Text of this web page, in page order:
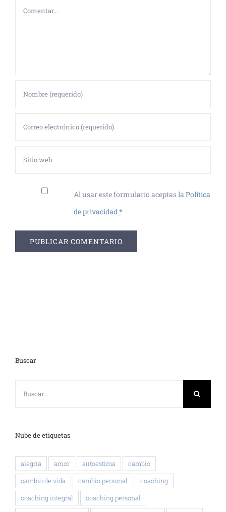
Comentar
Al usar este formulario aceptas la Política
de privacidad *
Buscar
Nube de etiquetas
alegría amor autoestima cambio
cambio de vida cambio personal coaching
coaching integral coaching personal